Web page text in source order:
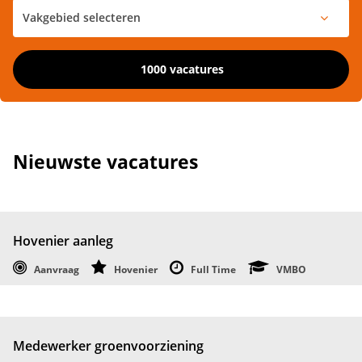
1000 vacatures
Nieuwste vacatures
Hovenier aanleg
Aanvraag Hovenier Full Time VMBO
Medewerker groenvoorziening